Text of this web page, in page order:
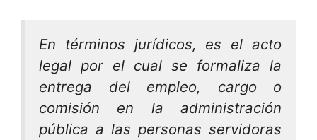
En términos jurídicos, es el acto
legal por el cual se formaliza la
entrega del empleo, cargo o
comisión en la administración
pública a las personas servidoras